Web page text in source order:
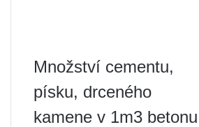
Množství cementu,
písku, drceného
kamene v 1m3 betonu